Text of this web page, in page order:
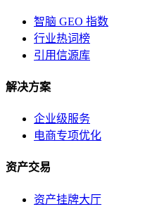
智脑 GEO 指数
行业热词榜
引用信源库
解决方案
企业级服务
电商专项优化
资产交易
资产挂牌大厅